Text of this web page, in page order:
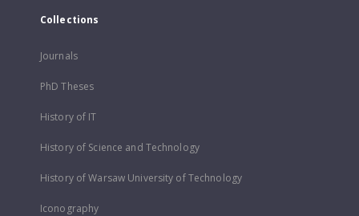
Collections
Journals
PhD Theses
History of IT
History of Science and Technology
History of Warsaw University of Technology
Iconography